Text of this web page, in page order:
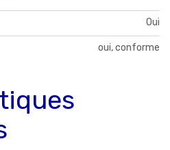
Oui
oui, conforme